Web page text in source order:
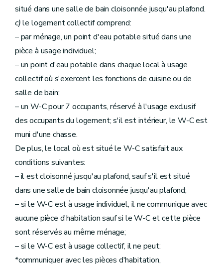
situé dans une salle de bain cloisonnée jusqu'au plafond.
c)le logement collectif comprend:
– par ménage, un point d'eau potable situé dans une
pièce à usage individuel;
– un point d'eau potable dans chaque local à usage
collectif où s'exercent les fonctions de cuisine ou de
salle de bain;
– un W-C pour 7 occupants, réservé à l'usage exclusif
des occupants du logement; s'il est intérieur, le W-C est
muni d'une chasse.
De plus, le local où est situé le W-C satisfait aux
conditions suivantes:
– il est cloisonné jusqu'au plafond, sauf s'il est situé
dans une salle de bain cloisonnée jusqu'au plafond;
– si le W-C est à usage individuel, il ne communique avec
aucune pièce d'habitation sauf si le W-C et cette pièce
sont réservés au même ménage;
– si le W-C est à usage collectif, il ne peut:
*communiquer avec les pièces d'habitation,